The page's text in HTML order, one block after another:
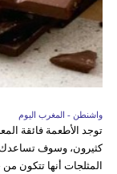
واشنطن - المغرب اليوم
توجد الأطعمة فائقة
كثيرون، وسوف تساعدك
المثلجات أنها تتكون